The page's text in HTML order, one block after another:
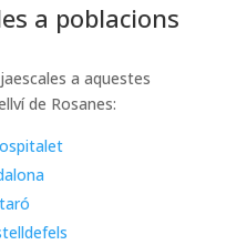
a poblacions
a aquestes
de Rosanes: